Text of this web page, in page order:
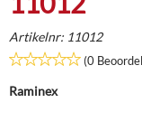
Artikelnr: 11012
(0
Raminex